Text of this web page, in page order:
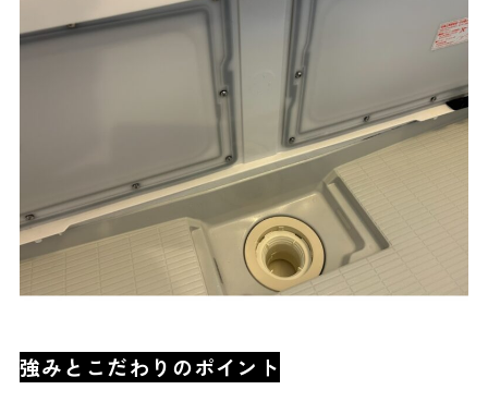
強みとこだわりのポイント